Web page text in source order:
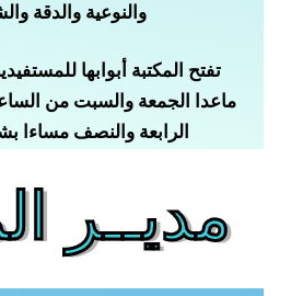
والنوعية والدقة
تفتح المكتبة أبوابها
ماعدا الجمعة والسبت من
الرابعة والنصف مساءا
مديــر